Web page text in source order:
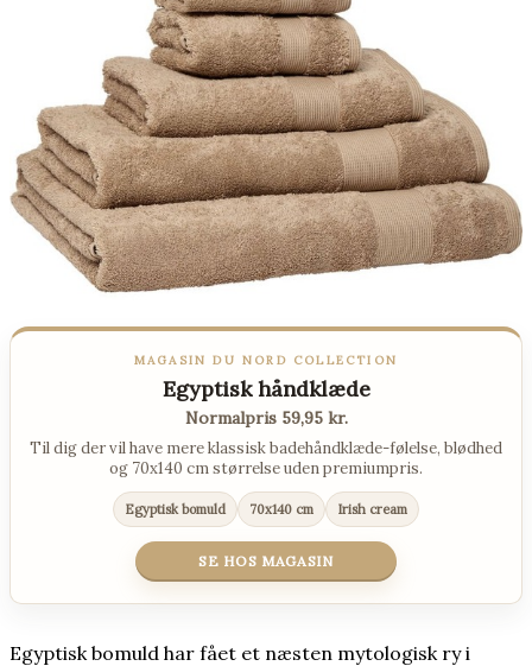
MAGASIN DU NORD COLLECTION
Egyptisk håndklæde
Normalpris 59,95 kr.
Til dig der vil have mere klassisk badehåndklæde-følelse, blødhed
og 70x140 cm størrelse uden premiumpris.
Egyptisk bomuld 70x140 cm Irish cream
SE HOS MAGASIN
Egyptisk bomuld har fået et næsten mytologisk ry i